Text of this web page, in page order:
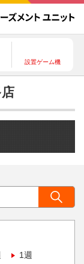
設置ゲーム機
1週